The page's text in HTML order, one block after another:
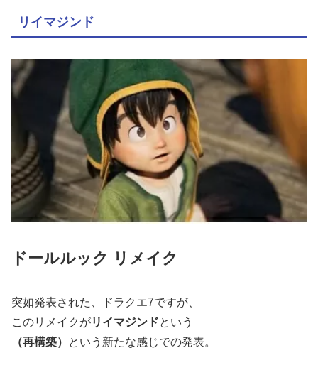
リイマジンド
ドールルック リメイク
突如発表された、ドラクエ7ですが、
このリメイクがリイマジンドという
（再構築）
という新たな感じでの発表。